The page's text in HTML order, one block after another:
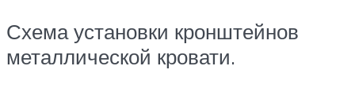
Схема установки кронштейнов
металлической кровати.